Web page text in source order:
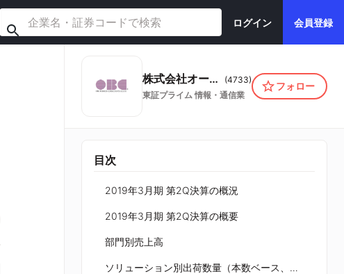
ログイン 会員登録
株式会社オービックビジネスコンサルタント (4733)
東証プライム 情報・通信業
フォロー
目次
2019年3月期 第2Q決算の概況
2019年3月期 第2Q決算の概要
部門別売上高
ソリューション別出荷数量（本数ベース、バージョンアップ含む）